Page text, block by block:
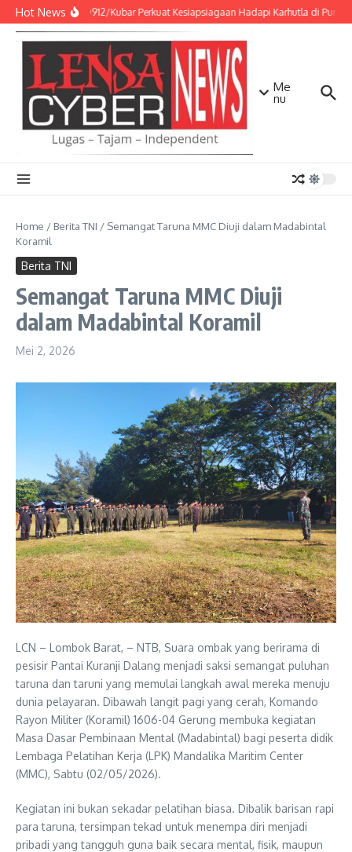
Lewati ke konten
Hot NewsKodim 0912/Kubar Perkuat Kesiapsiagaan Hadapi Karhutla di
Me
nu
Home / Berita TNI / Semangat Taruna MMC Diuji dalam Madabintal
Koramil
Berita TNI
Semangat Taruna MMC Diuji
dalam Madabintal Koramil
Mei 2, 2026
LCN – Lombok Barat, – NTB, Suara ombak yang berirama di
pesisir Pantai Kuranji Dalang menjadi saksi semangat puluhan
taruna dan taruni yang memulai langkah awal mereka menuju
dunia pelayaran. Dibawah langit pagi yang cerah, Komando
Rayon Militer (Koramil) 1606-04 Gerung membuka kegiatan
Masa Dasar Pembinaan Mental (Madabintal) bagi peserta didik
Lembaga Pelatihan Kerja (LPK) Mandalika Maritim Center
(MMC), Sabtu (02/05/2026).
Kegiatan ini bukan sekadar pelatihan biasa. Dibalik barisan rapi
para taruna, tersimpan tekad untuk menempa diri menjadi
pribadi yang tangguh guna baik secara mental, fisik, maupun